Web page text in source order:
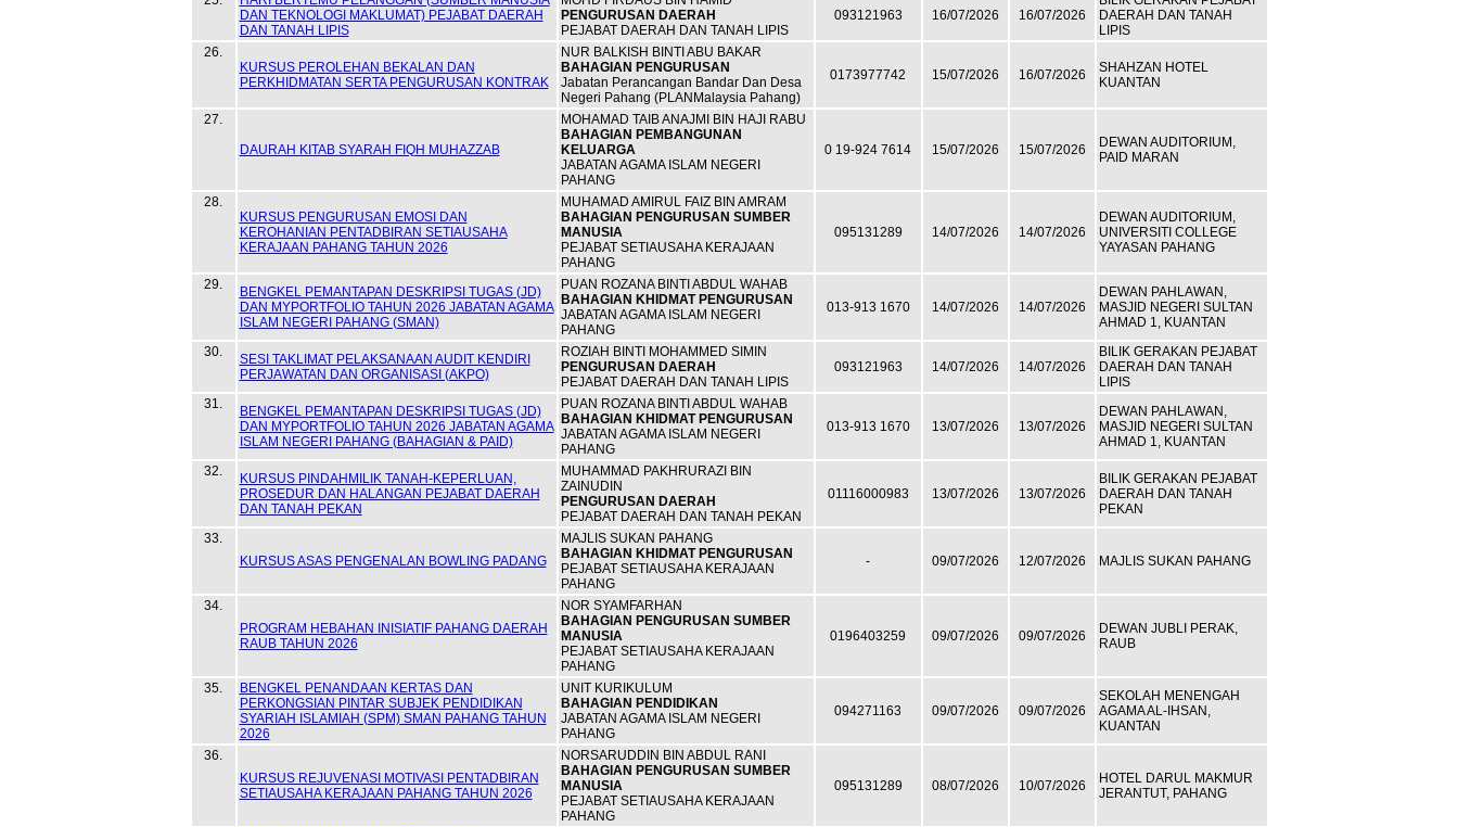
DAN TEKNOLOGI MAKLUMAT) PEJABAT DAERAH
DAN TANAH LIPIS
PENGURUSAN DAERAH
PEJABAT DAERAH DAN TANAH LIPIS
093121963 16/07/2026 16/07/2026
DAERAH DAN TANAH
LIPIS
26.
KURSUS PEROLEHAN BEKALAN DAN
PERKHIDMATAN SERTA PENGURUSAN KONTRAK
NUR BALKISH BINTI ABU BAKAR
BAHAGIAN PENGURUSAN
Jabatan Perancangan Bandar Dan Desa
Negeri Pahang (PLANMalaysia Pahang)
0173977742 15/07/2026 16/07/2026
SHAHZAN HOTEL
KUANTAN
27.
DAURAH KITAB SYARAH FIQH MUHAZZAB
MOHAMAD TAIB ANAJMI BIN HAJI RABU
BAHAGIAN PEMBANGUNAN
KELUARGA
JABATAN AGAMA ISLAM NEGERI
PAHANG
0 19-924 7614 15/07/2026 15/07/2026
DEWAN AUDITORIUM,
PAID MARAN
28.
KURSUS PENGURUSAN EMOSI DAN
KEROHANIAN PENTADBIRAN SETIAUSAHA
KERAJAAN PAHANG TAHUN 2026
MUHAMAD AMIRUL FAIZ BIN AMRAM
BAHAGIAN PENGURUSAN SUMBER
MANUSIA
PEJABAT SETIAUSAHA KERAJAAN
PAHANG
095131289 14/07/2026 14/07/2026
DEWAN AUDITORIUM,
UNIVERSITI COLLEGE
YAYASAN PAHANG
29.
BENGKEL PEMANTAPAN DESKRIPSI TUGAS (JD)
DAN MYPORTFOLIO TAHUN 2026 JABATAN AGAMA
ISLAM NEGERI PAHANG (SMAN)
PUAN ROZANA BINTI ABDUL WAHAB
BAHAGIAN KHIDMAT PENGURUSAN
JABATAN AGAMA ISLAM NEGERI
PAHANG
013-913 1670 14/07/2026 14/07/2026
DEWAN PAHLAWAN,
MASJID NEGERI SULTAN
AHMAD 1, KUANTAN
30.
SESI TAKLIMAT PELAKSANAAN AUDIT KENDIRI
PERJAWATAN DAN ORGANISASI (AKPO)
ROZIAH BINTI MOHAMMED SIMIN
PENGURUSAN DAERAH
PEJABAT DAERAH DAN TANAH LIPIS
093121963 14/07/2026 14/07/2026
BILIK GERAKAN PEJABAT
DAERAH DAN TANAH
LIPIS
31.
BENGKEL PEMANTAPAN DESKRIPSI TUGAS (JD)
DAN MYPORTFOLIO TAHUN 2026 JABATAN AGAMA
ISLAM NEGERI PAHANG (BAHAGIAN & PAID)
PUAN ROZANA BINTI ABDUL WAHAB
BAHAGIAN KHIDMAT PENGURUSAN
JABATAN AGAMA ISLAM NEGERI
PAHANG
013-913 1670 13/07/2026 13/07/2026
DEWAN PAHLAWAN,
MASJID NEGERI SULTAN
AHMAD 1, KUANTAN
32.
KURSUS PINDAHMILIK TANAH-KEPERLUAN,
PROSEDUR DAN HALANGAN PEJABAT DAERAH
DAN TANAH PEKAN
MUHAMMAD PAKHRURAZI BIN
ZAINUDIN
PENGURUSAN DAERAH
PEJABAT DAERAH DAN TANAH PEKAN
01116000983 13/07/2026 13/07/2026
BILIK GERAKAN PEJABAT
DAERAH DAN TANAH
PEKAN
33.
KURSUS ASAS PENGENALAN BOWLING PADANG
MAJLIS SUKAN PAHANG
BAHAGIAN KHIDMAT PENGURUSAN
PEJABAT SETIAUSAHA KERAJAAN
PAHANG
- 09/07/2026 12/07/2026 MAJLIS SUKAN PAHANG
34.
PROGRAM HEBAHAN INISIATIF PAHANG DAERAH
RAUB TAHUN 2026
NOR SYAMFARHAN
BAHAGIAN PENGURUSAN SUMBER
MANUSIA
PEJABAT SETIAUSAHA KERAJAAN
PAHANG
0196403259 09/07/2026 09/07/2026
DEWAN JUBLI PERAK,
RAUB
35.
BENGKEL PENANDAAN KERTAS DAN
PERKONGSIAN PINTAR SUBJEK PENDIDIKAN
SYARIAH ISLAMIAH (SPM) SMAN PAHANG TAHUN
2026
UNIT KURIKULUM
BAHAGIAN PENDIDIKAN
JABATAN AGAMA ISLAM NEGERI
PAHANG
094271163 09/07/2026 09/07/2026
SEKOLAH MENENGAH
AGAMA AL-IHSAN,
KUANTAN
36.
KURSUS REJUVENASI MOTIVASI PENTADBIRAN
SETIAUSAHA KERAJAAN PAHANG TAHUN 2026
NORSARUDDIN BIN ABDUL RANI
BAHAGIAN PENGURUSAN SUMBER
MANUSIA
PEJABAT SETIAUSAHA KERAJAAN
PAHANG
095131289 08/07/2026 10/07/2026
HOTEL DARUL MAKMUR
JERANTUT, PAHANG